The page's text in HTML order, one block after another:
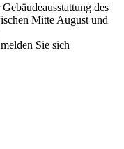
des
Mitte August und
Sie sich